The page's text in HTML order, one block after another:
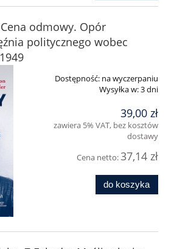
odmowy. Opór
politycznego wobec
Dostępność: na wyczerpaniu
Wysyłka w:3 dni
39,00 zł
zawiera 5% VAT, bez kosztów
dostawy
Cena netto:37,14 zł
do koszyka